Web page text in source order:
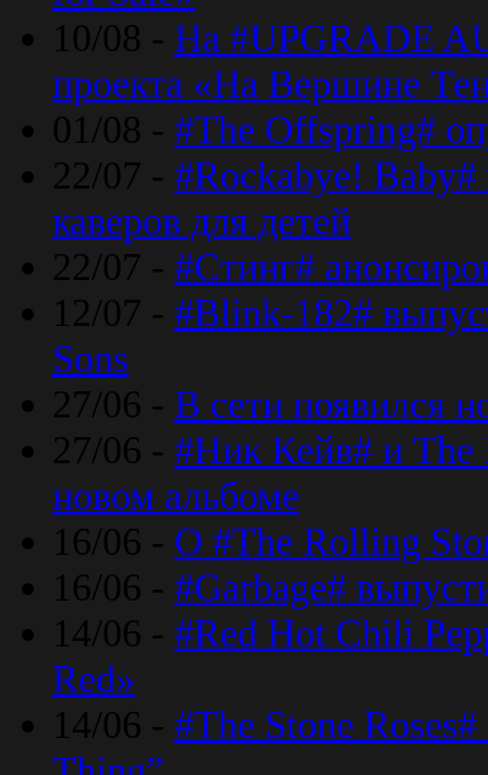
10/08 - На #UPGRADE
проекта «На Вершине
01/08 - #The Offspring#
22/07 - #Rockabye!
каверов для детей
22/07 - #Стинг#
12/07 - #Blink-182#
Sons
27/06 - В сети появился
27/06 - #Ник Кейв# и The
новом альбоме
16/06 - О #The Rolling
16/06 - #Garbage#
14/06 - #Red Hot Chili
Red»
14/06 - #The Stone